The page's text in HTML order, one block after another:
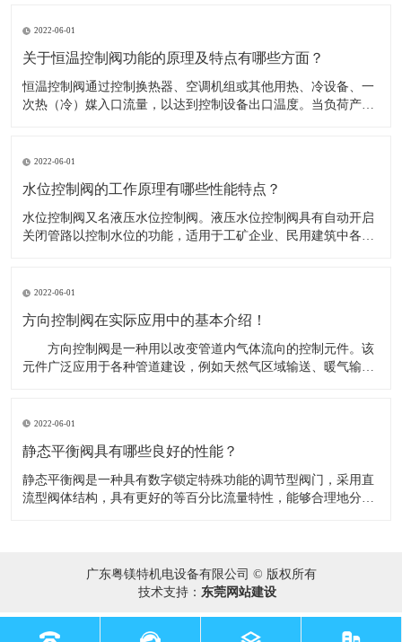
电机，开或关动作完成需要一定的时间模拟量的，可以做调节。
2022-06-01
关于恒温控制阀功能的原理及特点有哪些方面？
​恒温控制阀通过控制换热器、空调机组或其他用热、冷设备、一
次热（冷）媒入口流量，以达到控制设备出口温度。当负荷产生
得不打开窗户散热，浪费能源且不舒适；楼上楼下冷热不均，或
2022-06-01
水位控制阀的工作原理有哪些性能特点？
​水位控制阀又名液压水位控制阀。液压水位控制阀具有自动开启
关闭管路以控制水位的功能，适用于工矿企业、民用建筑中各种
阀内活塞托起，密封面打开，阀门即开启供水，当水位上升到控
2022-06-01
方向控制阀在实际应用中的基本介绍！
​ 方向控制阀是一种用以改变管道内气体流向的控制元件。该
元件广泛应用于各种管道建设，例如天然气区域输送、暖气输
需要将方向控制阀分成若干类别： （1）按照气体在管道的
2022-06-01
静态平衡阀具有哪些良好的性能？
​静态平衡阀是一种具有数字锁定特殊功能的调节型阀门，采用直
流型阀体结构，具有更好的等百分比流量特性，能够合理地分配
能；2、优秀的截止广东粤镁特机电设备有限公司 © 版权所有
技术支持： 东莞网站建设